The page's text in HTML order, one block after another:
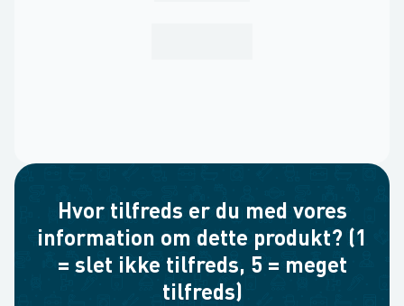
Hvor tilfreds er du med vores
information om dette produkt? (1
= slet ikke tilfreds, 5 = meget
tilfreds)